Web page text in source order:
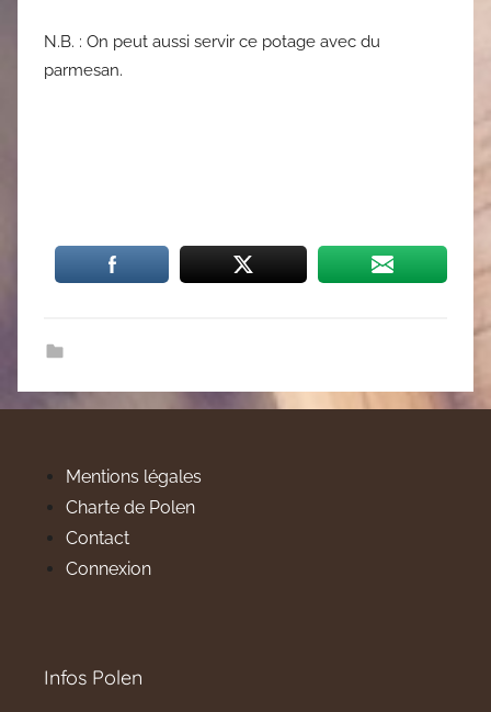
N.B. : On peut aussi servir ce potage avec du
parmesan.
Mentions légales
Charte de Polen
Contact
Connexion
Infos Polen